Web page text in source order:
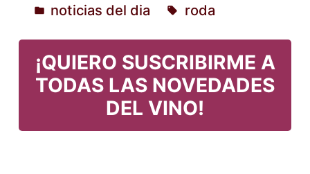
porPublicado
en
noticias del dia roda
¡QUIERO SUSCRIBIRME A
TODAS LAS NOVEDADES
DEL VINO!